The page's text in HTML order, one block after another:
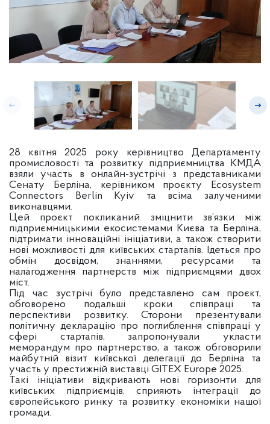
28 квітня 2025 року керівництво Департаменту
промисловості та розвитку підприємництва КМДА
взяли участь в онлайн-зустрічі з представниками
Сенату Берліна, керівником проєкту Ecosystem
Connectors Berlin Kyiv та всіма залученими
виконавцями.
Цей проєкт покликаний зміцнити зв’язки між
підприємницькими екосистемами Києва та Берліна,
підтримати інноваційні ініціативи, а також створити
нові можливості для київських стартапів. Ідеться про
обмін досвідом, знаннями, ресурсами та
налагодження партнерств між підприємцями двох
міст.
Під час зустрічі було представлено сам проєкт,
обговорено подальші кроки співпраці та
перспективи розвитку. Сторони презентували
політичну декларацію про поглиблення співпраці у
сфері стартапів, запропонували укласти
меморандум про партнерство, а також обговорили
майбутній візит київської делегації до Берліна та
участь у престижній виставці GITEX Europe 2025.
Такі ініціативи відкривають нові горизонти для
київських підприємців, сприяють інтеграції до
європейського ринку та розвитку економіки нашої
громади.